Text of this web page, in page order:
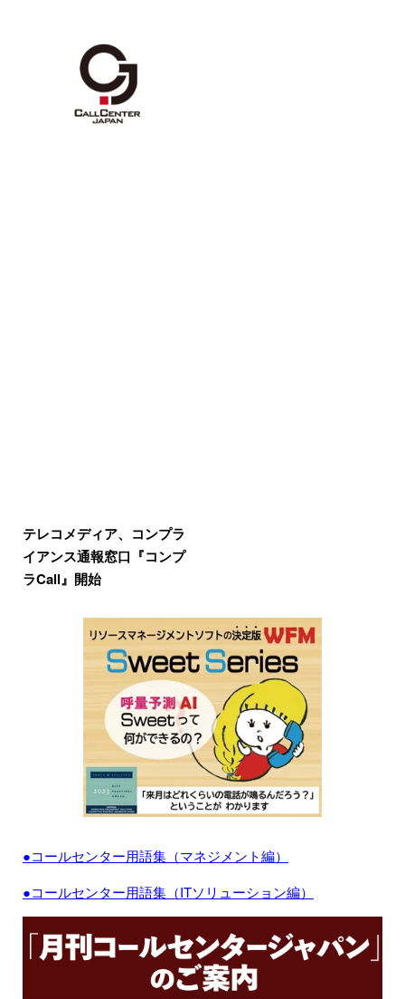
テレコメディア、コンプラ
イアンス通報窓口『コンプ
ラCall』開始
●コールセンター用語集（マネジメント編）
●コールセンター用語集（ITソリューション編）